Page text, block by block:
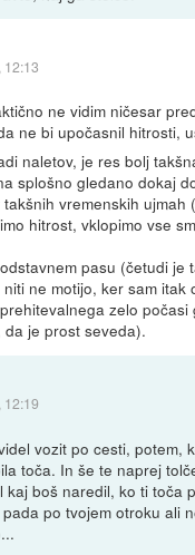
12:13
ne vidim ničesar
ne bi upočasnil hitrosti,
naletov, je res bolj
splošno gledano dokaj
vremenskih ujmah
hitrost, vklopimo vse
pasu (četudi je
ne motijo, ker sam itak
zelo počasi
je prost seveda).
12:19
vozit po cesti, potem,
toča. In še te naprej
kaj boš naredil, ko ti toča
po tvojem otroku ali